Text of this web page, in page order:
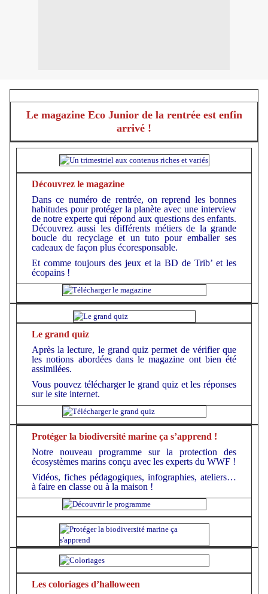
Le magazine Eco Junior de la rentrée est enfin
arrivé !
Découvrez le magazine
Dans ce numéro de rentrée, on reprend les bonnes
habitudes pour protéger la planète avec une interview
de notre experte qui répond aux questions des enfants.
Découvrez aussi les différents métiers de la grande
boucle du recyclage et un tuto pour emballer ses
cadeaux de façon plus écoresponsable.
Et comme toujours des jeux et la BD de Trib’ et les
écopains !
Le grand quiz
Après la lecture, le grand quiz permet de vérifier que
les notions abordées dans le magazine ont bien été
assimilées.
Vous pouvez télécharger le grand quiz et les réponses
sur le site internet.
Protéger la biodiversité marine ça s’apprend !
Notre nouveau programme sur la protection des
écosystèmes marins conçu avec les experts du WWF !
Vidéos, fiches pédagogiques, infographies, ateliers…
à faire en classe ou à la maison !
Les coloriages d’halloween